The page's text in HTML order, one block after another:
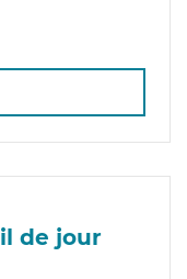
de jour